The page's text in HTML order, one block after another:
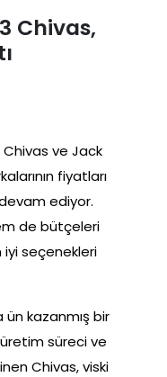
Chivas,
Chivas ve Jack
fiyatları
ediyor.
de bütçeleri
seçenekleri
kazanmış bir
üretim süreci ve
Chivas, viski